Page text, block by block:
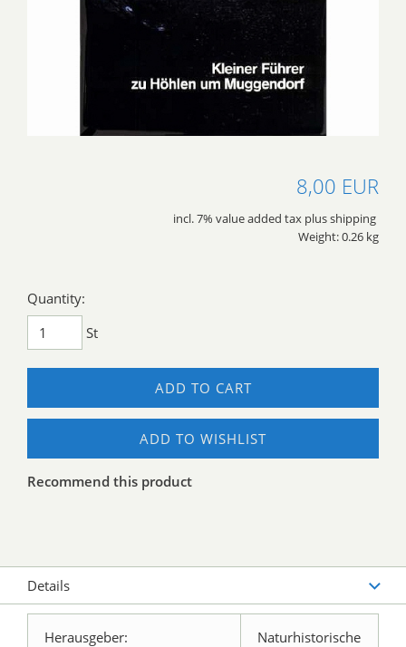
8,00 EUR
incl. 7% value added tax plus shipping
Weight: 0.26 kg
Quantity:
St
ADD TO CART
ADD TO WISHLIST
Recommend this product
Details
Herausgeber:
Naturhistorische